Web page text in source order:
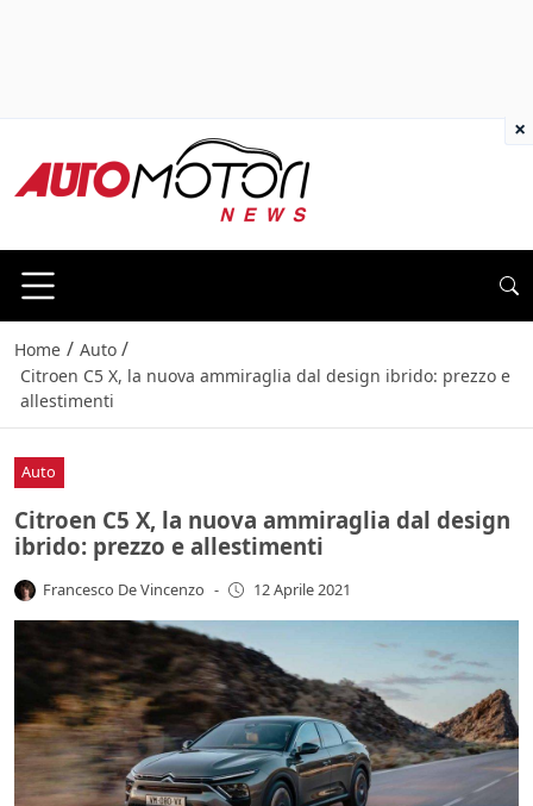
Home / Auto /
Citroen C5 X, la nuova ammiraglia dal design ibrido: prezzo e
allestimenti
Auto
Citroen C5 X, la nuova ammiraglia dal design
ibrido: prezzo e allestimenti
Francesco De Vincenzo - 12 Aprile 2021
×